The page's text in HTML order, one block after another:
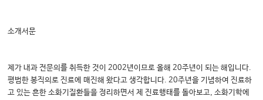
소개서문
제가 내과 전문의를 취득한 것이 2002년이므로 올해 20주년이 되는 해입니다.
평범한 봉직의로 진료에 매진해 왔다고 생각합니다. 20주년을 기념하여 진료하
고 있는 흔한 소화기질환들을 정리하면서 제 진료행태를 돌아보고, 소화기학에